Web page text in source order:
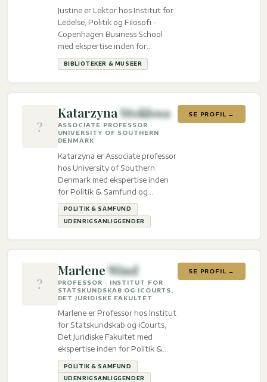
Justine er Lektor hos Institut for
Ledelse, Politik og Filosofi -
Copenhagen Business School
med ekspertise inden for
Biblioteker & Museer.
BIBLIOTEKER & MUSEER
?
KatarzynaStoklosa
ASSOCIATE PROFESSOR ·
UNIVERSITY OF SOUTHERN
DENMARK
Katarzyna er Associate professor
hos University of Southern
Denmark med ekspertise inden
for Politik & Samfund og
Udenrigsanliggender.
POLITIK & SAMFUND
UDENRIGSANLIGGENDER
SE PROFIL →
?
MarleneWind
PROFESSOR · INSTITUT FOR
STATSKUNDSKAB OG ICOURTS,
DET JURIDISKE FAKULTET
Marlene er Professor hos Institut
for Statskundskab og iCourts,
Det Juridiske Fakultet med
ekspertise inden for Politik &
Samfund og
Udenrigsanliggender.
POLITIK & SAMFUND
UDENRIGSANLIGGENDER
SE PROFIL →